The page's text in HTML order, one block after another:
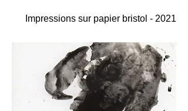
Impressions sur papier bristol - 2021